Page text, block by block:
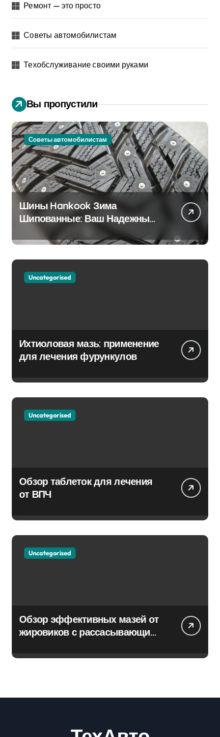
Ремонт — это просто
Советы автомобилистам
Техобслуживание своими руками
Вы пропустили
Советы автомобилистам
Шины Hankook Зима
Шипованные: Ваш Надежный
Партнёр на Снежных Дорогах
Uncategorised
Ихтиоловая мазь: применение
для лечения фурункулов
Uncategorised
Обзор таблеток для лечения
от ВПЧ
Uncategorised
Обзор эффективных мазей от
жировиков с рассасывающим